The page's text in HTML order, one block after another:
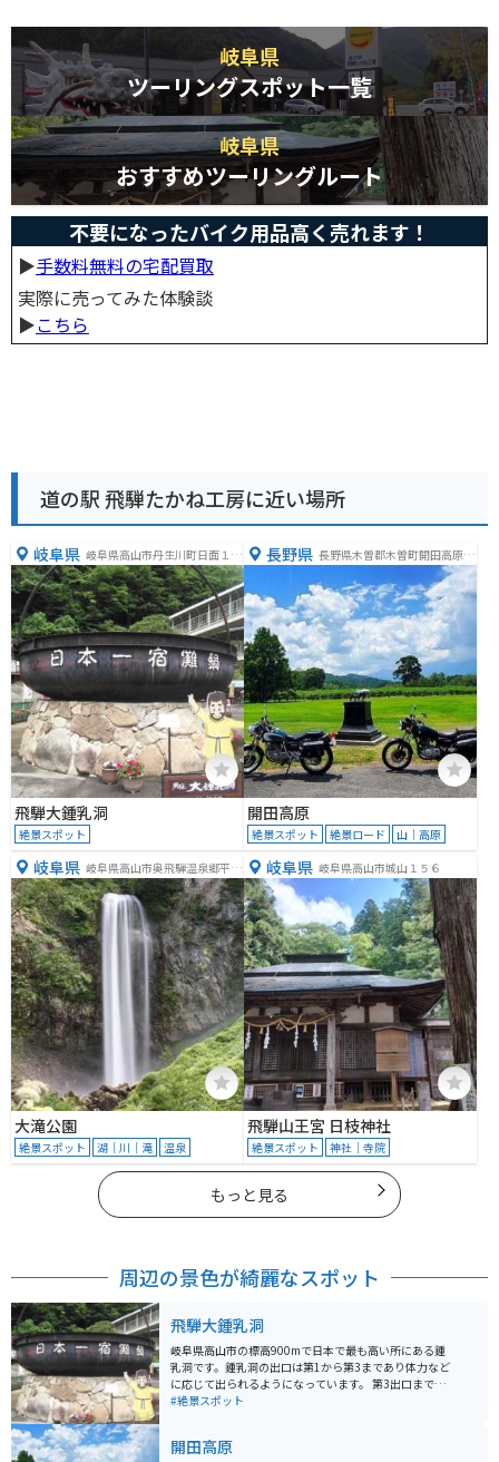
岐阜県
ツーリングスポット一覧
岐阜県
おすすめツーリングルート
不要になったバイク用品高く売れます！
▶︎手数料無料の宅配買取
実際に売ってみた体験談
▶︎こちら
道の駅 飛騨たかね工房に近い場所
岐阜県 岐阜県高山市丹生川町日面１１
４７
飛騨大鍾乳洞
絶景スポット
長野県 長野県木曽郡木曽町開田高原西
開田高原
絶景スポット 絶景ロード 山｜高原
岐阜県 岐阜県高山市奥飛騨温泉郷平湯
７６８−４７
大滝公園
絶景スポット 湖｜川｜滝 温泉
岐阜県 岐阜県高山市城山１５６
飛騨山王宮 日枝神社
絶景スポット 神社｜寺院
もっと見る
周辺の景色が綺麗なスポット
飛騨大鍾乳洞
岐阜県高山市の標高900mで日本で最も高い所にある鍾
乳洞です。鍾乳洞の出口は第1から第3まであり体力など
に応じて出られるようになっています。 第3出口までは
約30分かかります。洞窟内はライトアップされていて幻
#絶景スポット
開田高原